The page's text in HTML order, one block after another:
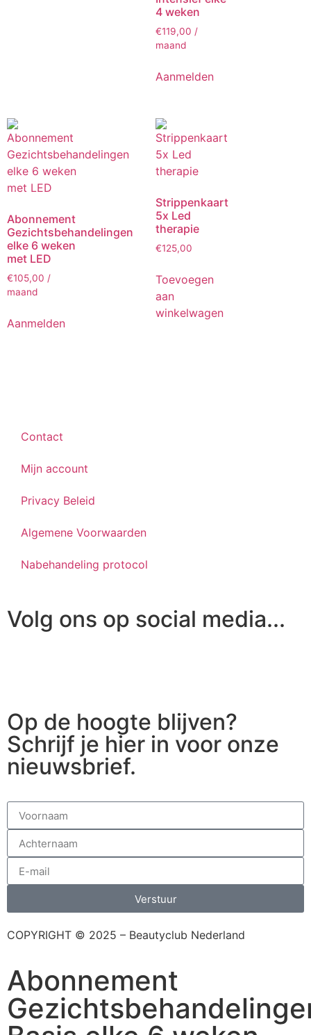
4 weken
€119,00 /
maand
Aanmelden
Abonnement
Gezichtsbehandelingen
elke 6 weken
met LED
€105,00 /
maand
Aanmelden
Strippenkaart
5x Led
therapie
€125,00
Toevoegen
aan
winkelwagen
Contact
Mijn account
Privacy Beleid
Algemene Voorwaarden
Nabehandeling protocol
Volg ons op social media...
Op de hoogte blijven?
Schrijf je hier in voor onze
nieuwsbrief.
Verstuur
COPYRIGHT © 2025 – Beautyclub Nederland
Abonnement